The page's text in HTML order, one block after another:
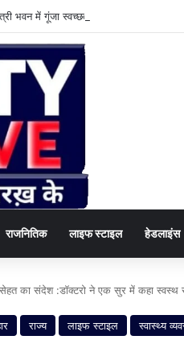
भवन में गूंजा स्वच्छता का शंखनाद: नुक्कड़
राजनितिक लाइफ स्टाइल हेडलाइंस
सेहत का संदेश :डॉक्टरो ने एक सुर में कहा स्वस्थ
राज्य लाइफ स्टाइल स्वास्थ्य